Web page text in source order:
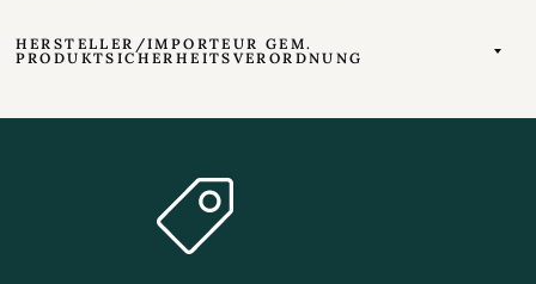
HERSTELLER/IMPORTEUR GEM.
PRODUKTSICHERHEITSVERORDNUNG